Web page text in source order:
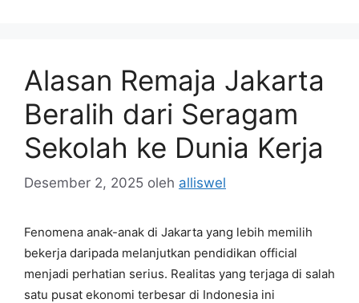
Alasan Remaja Jakarta
Beralih dari Seragam
Sekolah ke Dunia Kerja
Desember 2, 2025 oleh alliswel
Fenomena anak-anak di Jakarta yang lebih memilih
bekerja daripada melanjutkan pendidikan official
menjadi perhatian serius. Realitas yang terjaga di salah
satu pusat ekonomi terbesar di Indonesia ini